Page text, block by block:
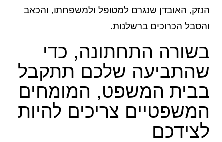
הנזק, האובדן שנגרם למטופל ולמשפחתו, והכאב
והסבל הכרוכים ברשלנות.
בשורה התחתונה, כדי
שהתביעה שלכם תתקבל
בבית המשפט, המומחים
המשפטיים צריכים להיות
לצידכם